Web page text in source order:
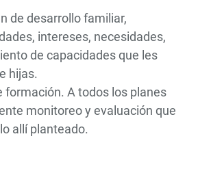
de desarrollo familiar,
intereses, necesidades,
de capacidades que les
hijas.
A todos los planes
monitoreo y evaluación que
allí planteado.